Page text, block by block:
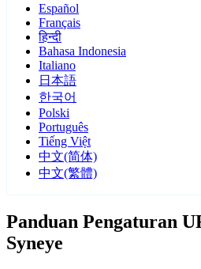
Español
Français
हिन्दी
Bahasa Indonesia
Italiano
日本語
한국어
Polski
Português
Tiếng Việt
中文(简体)
中文(繁體)
Panduan Pengaturan
Syneye